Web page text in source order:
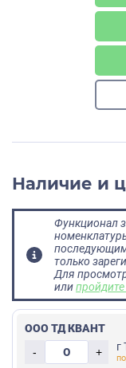
Наличие и
Функционал
только
Для
или
ООО ТД КВАНТ
-
+ г